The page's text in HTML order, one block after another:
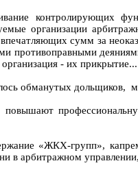
контролирующих
организации
сумм за
- их прикрытие...
обманутых дольщиков,
«ЖКХ-групп»,
в арбитражном управлении,